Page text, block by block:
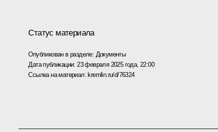
Статус материала
Опубликован в разделе: Документы
Дата публикации: 23 февраля 2025 года, 22:00
Ссылка на материал: kremlin.ru/d/76324